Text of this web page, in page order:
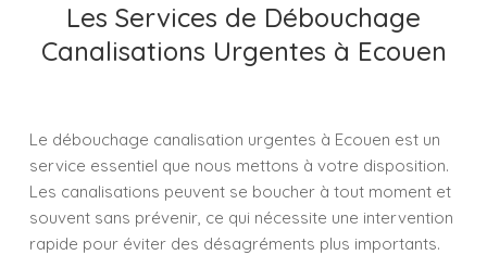
Les Services de Débouchage
Canalisations Urgentes à Ecouen
Le débouchage canalisation urgentes à Ecouen est un
service essentiel que nous mettons à votre disposition.
Les canalisations peuvent se boucher à tout moment et
souvent sans prévenir, ce qui nécessite une intervention
rapide pour éviter des désagréments plus importants.